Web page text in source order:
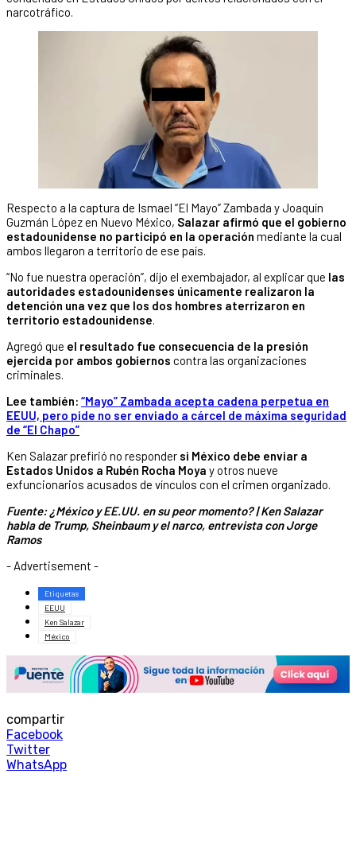
narcotráfico.
Respecto a la captura de Ismael “El Mayo” Zambada y Joaquín
Guzmán López en Nuevo México, Salazar afirmó que el gobierno
estadounidense no participó en la operación mediante la cual
ambos llegaron a territorio de ese país.
“No fue nuestra operación”, dijo el exembajador, al explicar que las
autoridades estadounidenses únicamente realizaron la
detención una vez que los dos hombres aterrizaron en
territorio estadounidense.
Agregó que el resultado fue consecuencia de la presión
ejercida por ambos gobiernos contra las organizaciones
criminales.
Lee también: “Mayo” Zambada acepta cadena perpetua en
EEUU, pero pide no ser enviado a cárcel de máxima seguridad
de “El Chapo”
Ken Salazar prefirió no responder si México debe enviar a
Estados Unidos a Rubén Rocha Moya y otros nueve
exfuncionarios acusados de vínculos con el crimen organizado.
Fuente: ¿México y EE.UU. en su peor momento? | Ken Salazar
habla de Trump, Sheinbaum y el narco, entrevista con Jorge
Ramos
- Advertisement -
Etiquetas
EEUU
Ken Salazar
México
compartir
Facebook
Twitter
WhatsApp